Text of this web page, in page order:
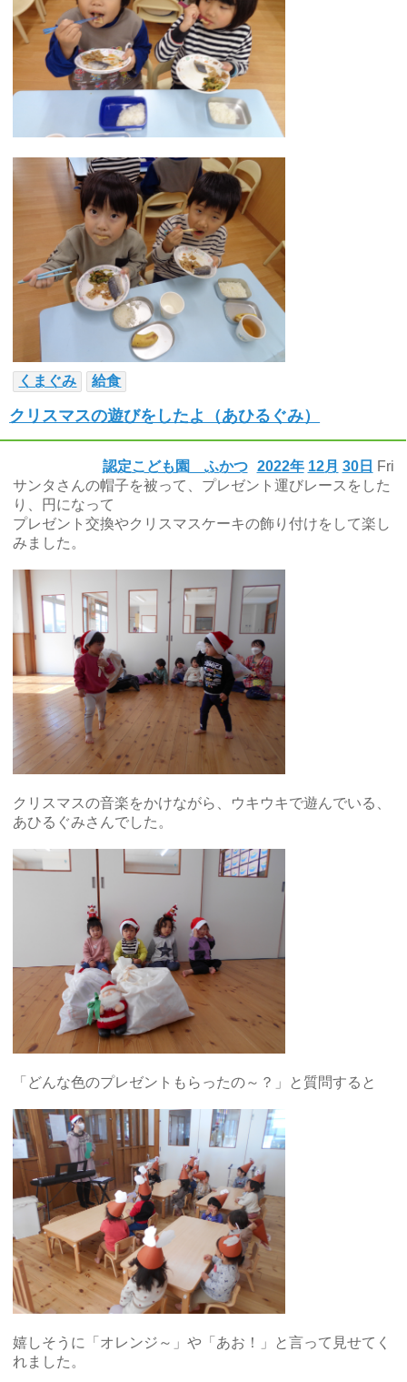
くまぐみ 給食
クリスマスの遊びをしたよ（あひるぐみ）
2022年 12月 30日 Fri
認定こども園 ふかつ
サンタさんの帽子を被って、プレゼント運びレースをした
り、円になって
プレゼント交換やクリスマスケーキの飾り付けをして楽し
みました。
クリスマスの音楽をかけながら、ウキウキで遊んでいる、
あひるぐみさんでした。
「どんな色のプレゼントもらったの～？」と質問すると
嬉しそうに「オレンジ～」や「あお！」と言って見せてく
れました。